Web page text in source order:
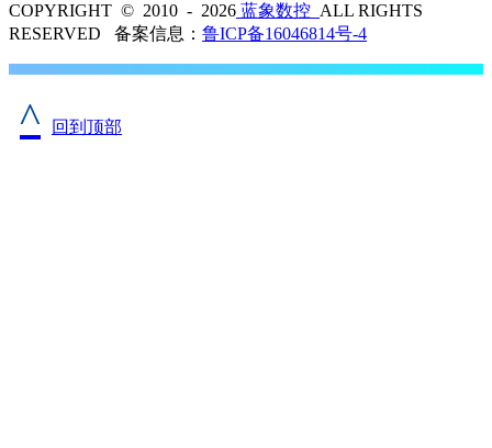
COPYRIGHT © 2010 - 2026 蓝象数控 ALL RIGHTS
RESERVED 备案信息： 鲁ICP备16046814号-4
^ 回到顶部